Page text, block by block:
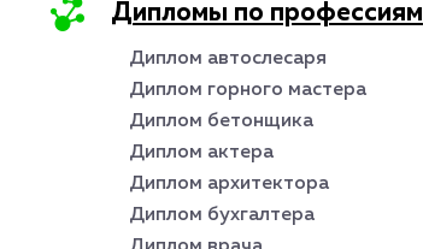
Дипломы по профессиям
Диплом автослесаря
Диплом горного мастера
Диплом бетонщика
Диплом актера
Диплом архитектора
Диплом бухгалтера